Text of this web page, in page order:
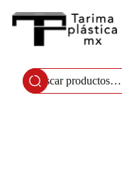
Buscar
por: